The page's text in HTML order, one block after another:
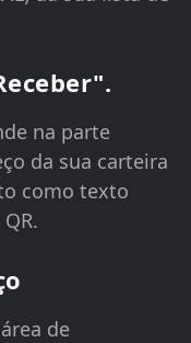
na parte
da sua carteira
como texto
de